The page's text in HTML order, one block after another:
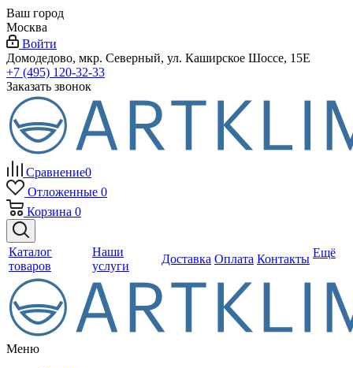
Ваш город
Москва
Войти
Домодедово, мкр. Северный, ул. Каширское Шоссе, 15Е
+7 (495) 120-32-33
Заказать звонок
Сравнение0
Отложенные 0
Корзина 0
Каталог
товаров
Наши
услуги
Доставка Оплата Контакты Ещё
Меню